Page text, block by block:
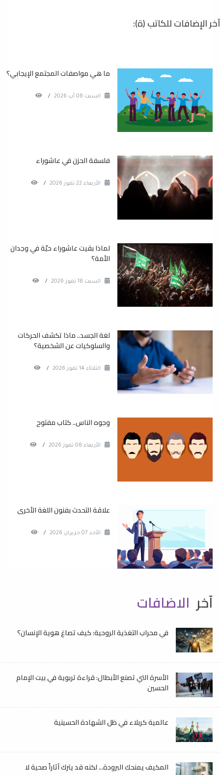
آخر الإضافات للكاتب (ة):
ما هي مواصفات المجتمع الإيجابي؟
السبت 08 آب 2026 /
فلسفة الحزن في عاشوراء
الأربعاء 22 تموز 2026 /
لماذا بقيت عاشوراء حيّة في وجدان
الأمة؟
السبت 18 تموز 2026 /
لغة الجسد.. ماذا تكشف الحركات
والسلوكيات عن الشخصية؟
الثلاثاء 14 تموز 2026 /
وجوه الناس.. كتاب مفتوح
الأربعاء 08 تموز 2026 /
علاقة التحدث بفنون اللغة الأخرى
الأحد 07 حزيران 2026 /
آخر الاضافات
في محراب التغذية الروحية: كيف تصاغ هوية الإنسان؟
الأسرة التي تصنع الأبطال: قراءة تربوية في بيت الإمام
الحسين
عالمية كربلاء في ظل الشهادة الحسينية
المكيف يمنحك البرودة... لكنه قد يترك آثاراً صحية لا